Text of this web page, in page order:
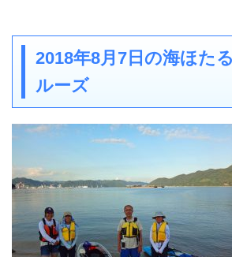
2018年8月7日の海ほた
ルーズ